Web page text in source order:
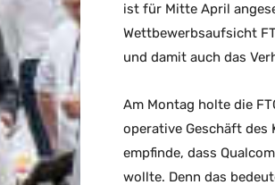
ist für Mitte April
Wettbewerbsaufsicht
und damit auch das
Am Montag holte die
operative Geschäft des
empfinde, dass
wollte. Denn das